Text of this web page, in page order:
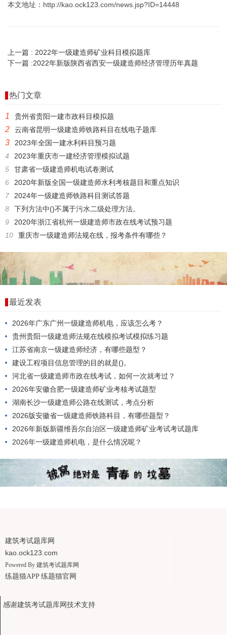
本文地址：http://kao.ock123.com/news.jsp?ID=14448
上一篇 : 2022年一级建造师矿业科目模拟题库
下一篇 :2022年新版陕西省西安一级建造师经济管理历年真题
热门文章
1 贵州省贵阳一建市政科目模拟题
2 云南省昆明一级建造师铁路科目在线电子题库
3
2023年全国一建水利科目预习题
4
2023年重庆市一建经济管理模拟试题
5
甘肃省一级建造师机电试卷测试
6
2020年新版全国一级建造师水利考核题目和重点知识
7
2024年一级建造师铁路科目测试答题
8
下列方法中()不属于污水二级处理方法。
9
2020年浙江省杭州一级建造师市政在线考试预习题
10
重庆市一级建造师法规在线，报考条件有哪些？
最近发表
2026年广东广州一级建造师机电，应该怎么考？
贵州贵阳一级建造师法规在线模拟考试模拟练习题
江苏省南京一级建造师经济，有哪些题型？
建设工程项目信息管理的目的就是()。
河北省一级建造师市政在线考试，如何一次就考过？
2026年安徽合肥一级建造师矿业考核考试题型
湖南长沙一级建造师公路在线测试，考点分析
2026版安徽省一级建造师铁路科目，有哪些题型？
2026年新版新疆维吾尔自治区一级建造师矿业考试考试题库
2026年一级建造师机电，是什么情况呢？
建筑考试题库网
kao.ock123.com
Powered By 建筑考试题库网
练题猫APP 练题猫官网
感谢建筑考试题库网技术支持